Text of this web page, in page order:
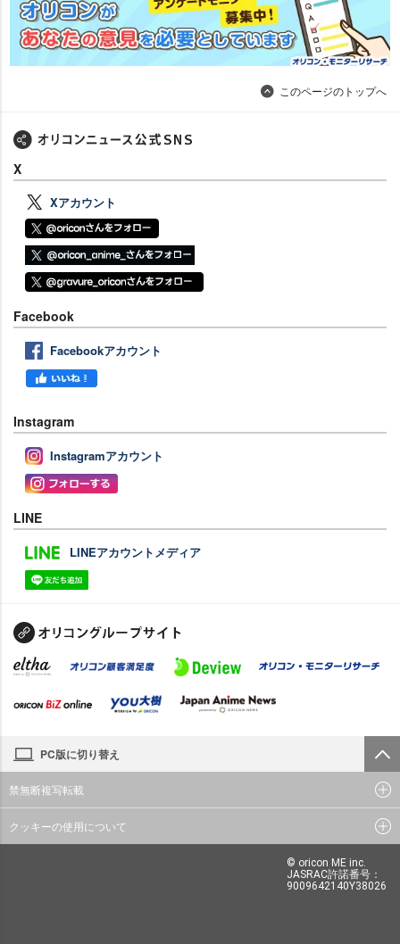
このページのトップへ
X
Xアカウント
Facebook
Facebookアカウント
Instagram
Instagramアカウント
LINE
LINEアカウントメディア
PC版に切り替え
禁無断複写転載
クッキーの使用について
© oricon ME inc.
JASRAC許諾番号：
9009642140Y38026